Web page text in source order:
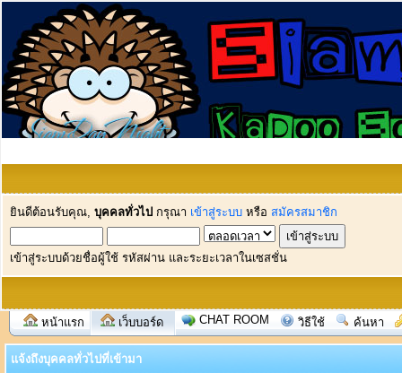
ยินดีต้อนรับคุณ, บุคคลทั่วไป กรุณา เข้าสู่ระบบ หรือ สมัครสมาชิก
เข้าสู่ระบบด้วยชื่อผู้ใช้ รหัสผ่าน และระยะเวลาในเซสชั่น
หน้าแรก เว็บบอร์ด CHAT ROOM วิธีใช้ ค้นหา
แจ้งถึงบุคคลทั่วไปที่เข้ามา